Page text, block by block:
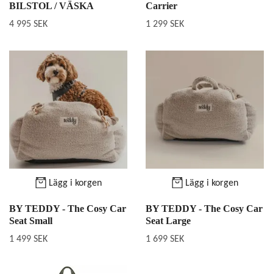
BILSTOL / VÄSKA
4 995 SEK
Carrier
1 299 SEK
Lägg i korgen
BY TEDDY - The Cosy Car
Seat Small
1 499 SEK
Lägg i korgen
BY TEDDY - The Cosy Car
Seat Large
1 699 SEK